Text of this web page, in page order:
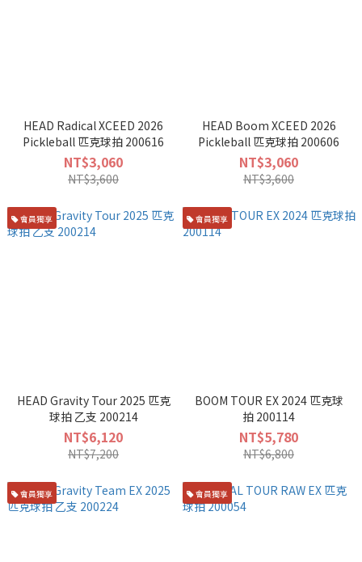
HEAD Radical XCEED 2026
Pickleball 匹克球拍 200616
NT$3,060
NT$3,600
HEAD Boom XCEED 2026
Pickleball 匹克球拍 200606
NT$3,060
NT$3,600
會員獨享
HEAD Gravity Tour 2025 匹克
球拍 乙支 200214
NT$6,120
NT$7,200
會員獨享
BOOM TOUR EX 2024 匹克球
拍 200114
NT$5,780
NT$6,800
會員獨享 會員獨享